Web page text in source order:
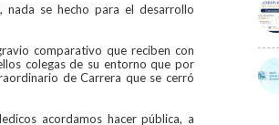
nada se hecho para el desarrollo
comparativo que reciben con
colegas de su entorno que por
de Carrera que se cerró
acordamos hacer pública, a